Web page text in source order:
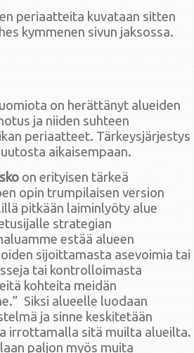
periaatteita kuvataan sitten
kymmenen sivun jaksossa.
on herättänyt alueiden
ja niiden suhteen
periaatteet. Tärkeysjärjestys
aikaisempaan.
on erityisen tärkeä
opin trumpilaisen version
pitkään laiminlyöty alue
strategian
estää alueen
sijoittamasta asevoimia tai
tai kontrolloimasta
kohteita meidän
Siksi alueelle luodaan
ja sinne keskitetään
irrottamalla sitä muilta alueilta.
paljon myös muita